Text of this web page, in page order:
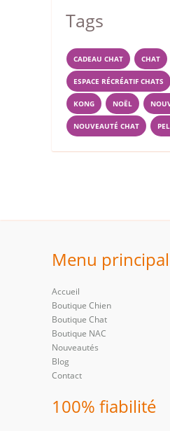
Tags
CADEAU CHAT CHAT
ESPACE RÉCRÉATIF CHATS
KONG NOËL
NOUVEAUTÉ CHAT
Menu principal
Accueil
Boutique Chien
Boutique Chat
Boutique NAC
Nouveautés
Blog
Contact
100% fiabilité